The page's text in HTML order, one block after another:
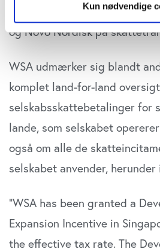
Hvis du tillader det, vil vi også
Indsamle præcise
Identificere din enhed
dens unikke karakteristika
Dine valg anvendes på hele
Vi bruger cookies til at tilpasse
annoncer, til at vise dig funktioner
din brug af vores website med
analysepartnere. Vores partnere
data med andre oplysninger, du
de har indsamlet fra din brug af
samtykker til vores cookies, hvis
Kun nødvendige
prominente C25-selskaber
og Novo Nordisk på
WSA udmærker sig blandt
komplet land-for-land
selskabsskattebetalinger for
lande, som selskabet
også om alle de
selskabet anvender, herunder
“WSA has been granted a
Expansion Incentive in
the effective tax rate. The